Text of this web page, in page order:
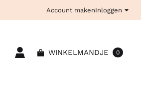
Account makenInloggen
WINKELMANDJE 0